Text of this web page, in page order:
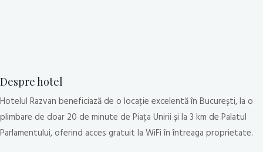
Despre hotel
Hotelul Razvan beneficiază de o locație excelentă în București, la o
plimbare de doar 20 de minute de Piața Unirii și la 3 km de Palatul
Parlamentului, oferind acces gratuit la WiFi în întreaga proprietate.